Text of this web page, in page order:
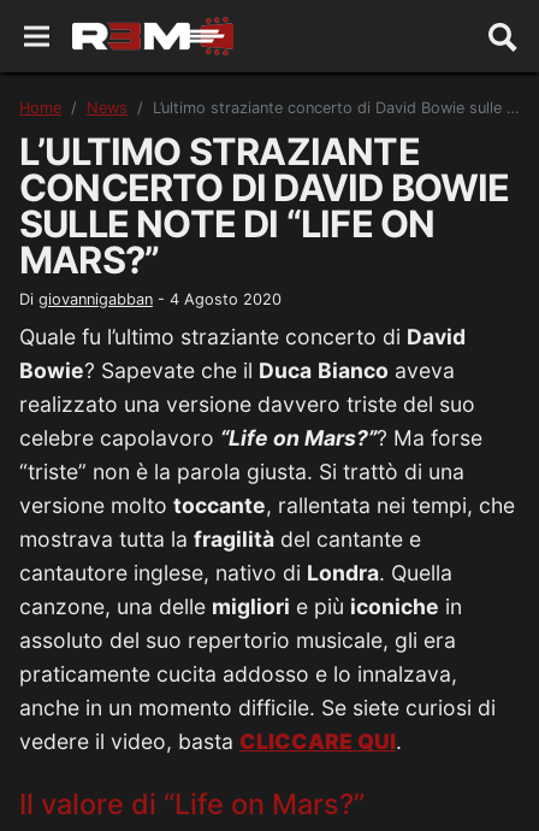
Home News L’ultimo straziante concerto di David Bowie sulle note di “Life on Mars?”
L’ULTIMO STRAZIANTE
CONCERTO DI DAVID BOWIE
SULLE NOTE DI “LIFE ON
MARS?”
Di giovannigabban - 4 Agosto 2020
Quale fu l’ultimo straziante concerto di David
Bowie? Sapevate che il Duca Bianco aveva
realizzato una versione davvero triste del suo
celebre capolavoro “Life on Mars?”? Ma forse
“triste” non è la parola giusta. Si trattò di una
versione molto toccante, rallentata nei tempi, che
mostrava tutta la fragilità del cantante e
cantautore inglese, nativo di Londra. Quella
canzone, una delle migliori e più iconiche in
assoluto del suo repertorio musicale, gli era
praticamente cucita addosso e lo innalzava,
anche in un momento difficile. Se siete curiosi di
vedere il video, basta CLICCARE QUI.
Il valore di “Life on Mars?”